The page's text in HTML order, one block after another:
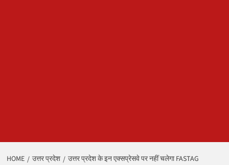
HOME उत्तर प्रदेश
उत्तर प्रदेश के इन एक्सप्रेसवे पर नहीं चलेगा FASTAG